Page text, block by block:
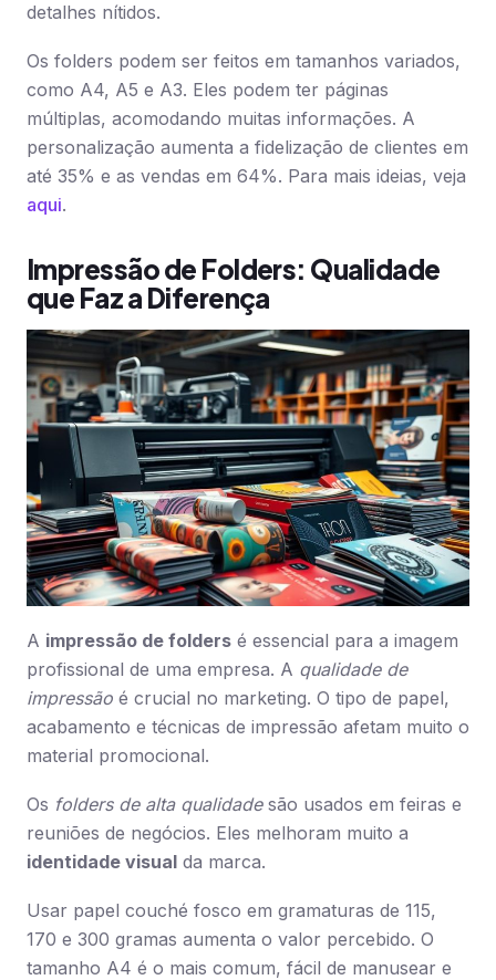
detalhes nítidos.
Os folders podem ser feitos em tamanhos variados,
como A4, A5 e A3. Eles podem ter páginas
múltiplas, acomodando muitas informações. A
personalização aumenta a fidelização de clientes em
até 35% e as vendas em 64%. Para mais ideias, veja
aqui.
Impressão de Folders: Qualidade
que Faz a Diferença
A impressão de folders é essencial para a imagem
profissional de uma empresa. A qualidade de
impressão é crucial no marketing. O tipo de papel,
acabamento e técnicas de impressão afetam muito o
material promocional.
Os folders de alta qualidadesão usados em feiras e
reuniões de negócios. Eles melhoram muito a
identidade visual da marca.
Usar papel couché fosco em gramaturas de 115,
170 e 300 gramas aumenta o valor percebido. O
tamanho A4 é o mais comum, fácil de manusear e